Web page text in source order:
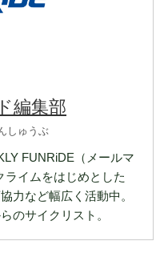
編集部
しゅうぶ
FUNRiDE（メールマ
ライムをはじめとした
力など幅広く活動中。
のサイクリスト。